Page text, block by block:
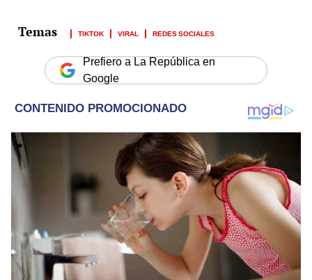
TIKTOK VIRAL REDES SOCIALES
Prefiero a La República en
Google